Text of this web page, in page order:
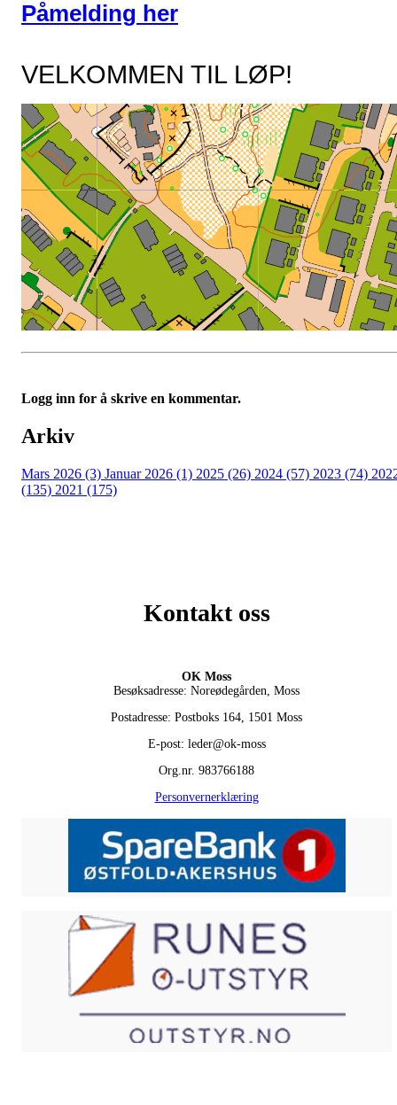
Påmelding her
VELKOMMEN TIL LØP!
Logg inn for å skrive en kommentar.
Arkiv
Mars 2026 (3) Januar 2026 (1) 2025 (26) 2024 (57) 2023 (74)
(135) 2021 (175)
Kontakt oss
OK Moss
Besøksadresse: Noreødegården, Moss
Postadresse: Postboks 164, 1501 Moss
E-post: leder@ok-moss
Org.nr. 983766188
Personvernerklæring